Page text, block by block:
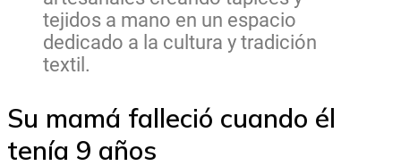
tejidos a mano en un espacio
dedicado a la cultura y tradición
textil.
Su mamá falleció cuando él
tenía 9 años